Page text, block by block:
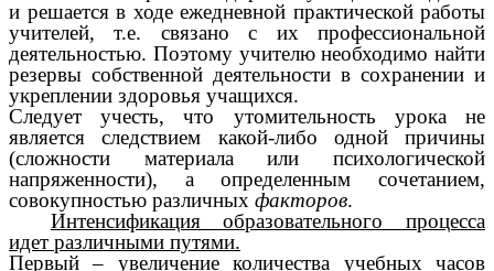
и решается в ходе ежедневной практической работы
учителей, т.е. связано с их профессиональной
деятельностью. Поэтому учителю необходимо найти
резервы собственной деятельности в сохранении и
укреплении здоровья учащихся.
Следует учесть, что утомительность урока не
является следствием какой-либо одной причины
(сложности материала или психологической
напряженности), а определенным сочетанием,
совокупностью различных факторов.
Интенсификация образовательного процесса
идет различными путями.
Первый – увеличение количества учебных часов